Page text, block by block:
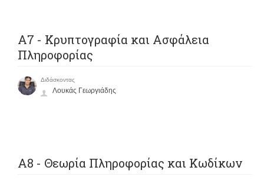
Α7 - Κρυπτογραφία και Ασφάλεια
Πληροφορίας
Διδάσκοντας
Λουκάς Γεωργιάδης
Α8 - Θεωρία Πληροφορίας και Κωδίκων